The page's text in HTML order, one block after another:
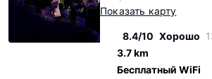
Показать карту
8.4/10 Хорошо
3.7 km
Бесплатный WiFi